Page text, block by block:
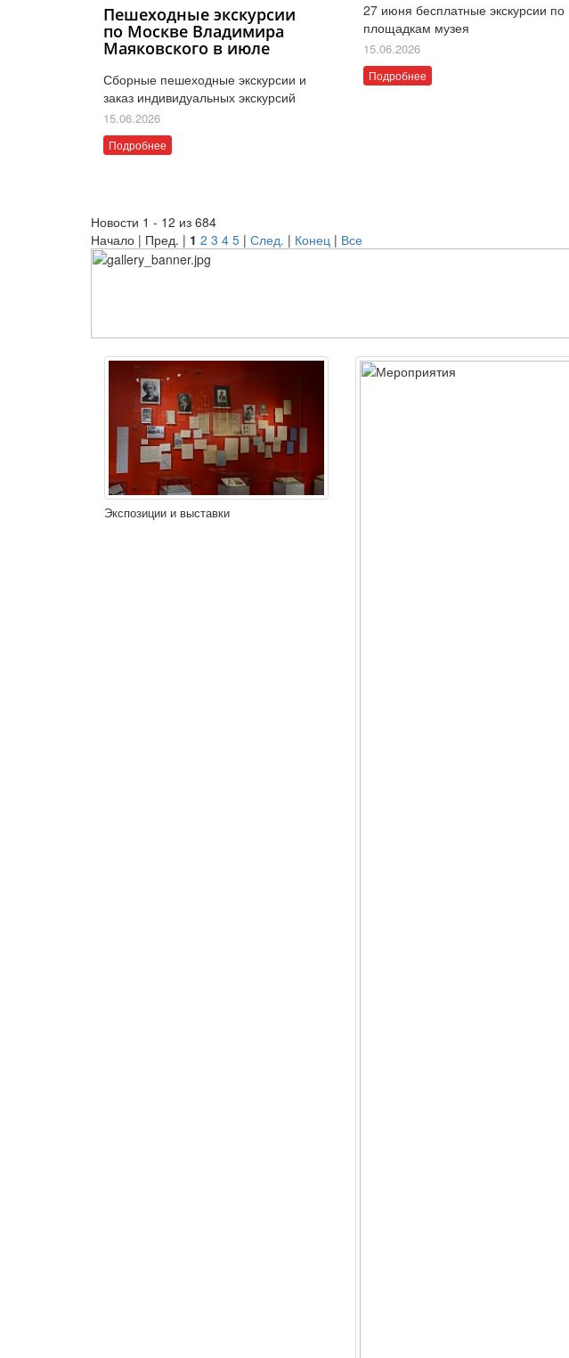
Пешеходные экскурсии
по Москве Владимира
Маяковского в июле
Сборные пешеходные экскурсии и
заказ индивидуальных экскурсий
15.06.2026
Подробнее
27 июня бесплатные экскурсии по
площадкам музея
15.06.2026
Подробнее
Новости 1 - 12 из 684
Начало | Пред. | 1 2 3 4 5 | След. | Конец | Все
Экспозиции и выставки